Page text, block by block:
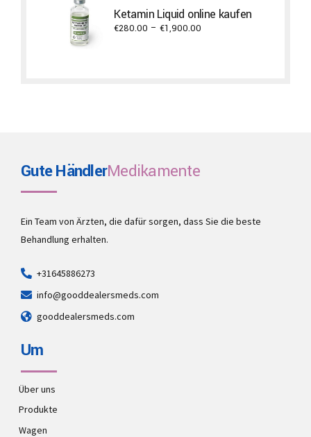
through
€5,300.00
Ketamin Liquid online kaufen
€280.00 – €1,900.00
Gute HändlerMedikamente
Ein Team von Ärzten, die dafür sorgen, dass Sie die beste
Behandlung erhalten.
+31645886273
info@gooddealersmeds.com
gooddealersmeds.com
Um
Über uns
Produkte
Wagen